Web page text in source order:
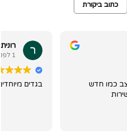
כתוב ביקורת
רונית שמילוביץ'
בגדים מיוחדים ושרות מקסים סבלני